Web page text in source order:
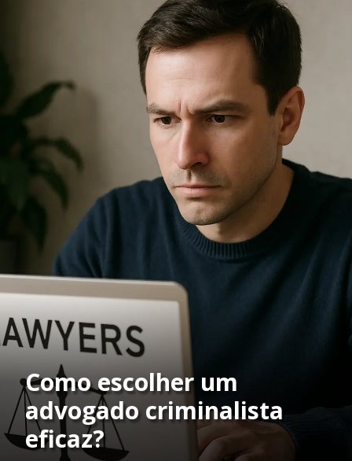
Como escolher um
advogado criminalista
eficaz?